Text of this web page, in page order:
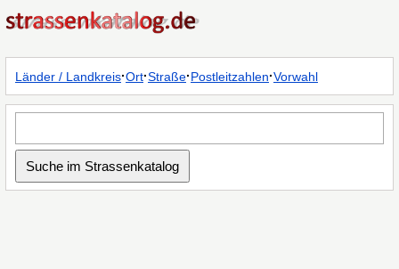
Länder / Landkreis·Ort·Straße·Postleitzahlen·Vorwahl